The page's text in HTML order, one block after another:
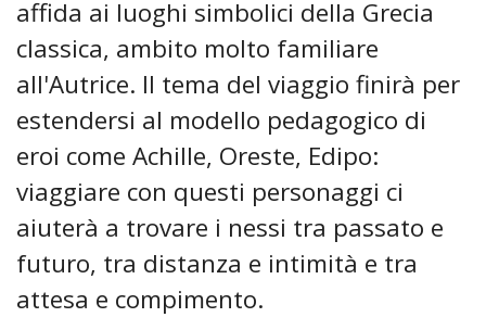
affida ai luoghi simbolici della Grecia
classica, ambito molto familiare
all'Autrice. Il tema del viaggio finirà per
estendersi al modello pedagogico di
eroi come Achille, Oreste, Edipo:
viaggiare con questi personaggi ci
aiuterà a trovare i nessi tra passato e
futuro, tra distanza e intimità e tra
attesa e compimento.